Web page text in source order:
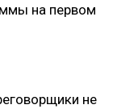
на первом
не